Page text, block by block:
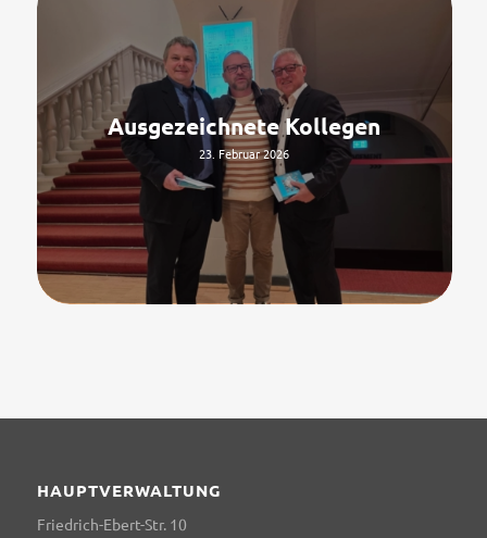
Ausgezeichnete Kollegen
23. Februar 2026
HAUPTVERWALTUNG
Friedrich-Ebert-Str. 10